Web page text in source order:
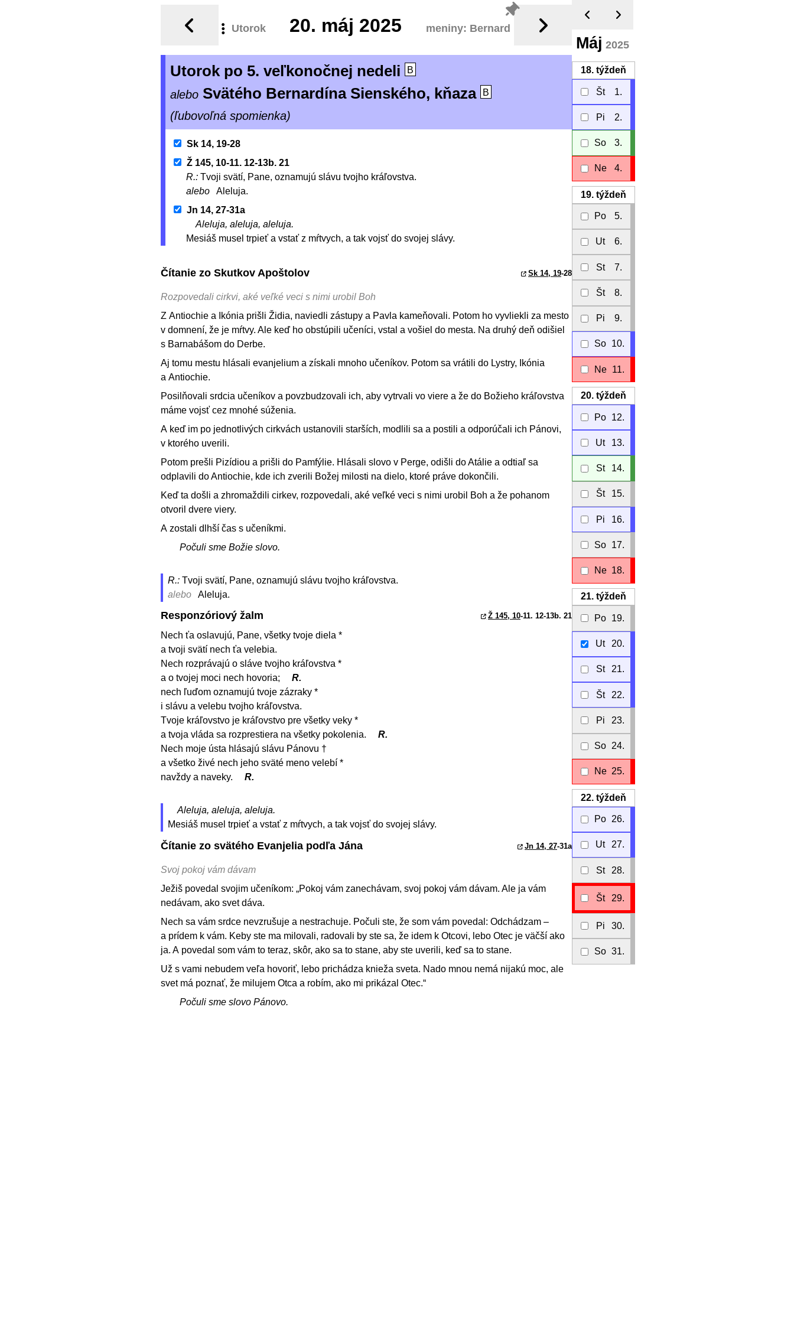
Utorok 20. máj 2025 meniny: Bernard
Utorok po 5. veľkonočnej nedeli B
alebo Svätého Bernardína Sienského, kňaza B
(ľubovoľná spomienka)
Sk 14, 19-28
Ž 145, 10-11. 12-13b. 21
R.: Tvoji svätí, Pane, oznamujú slávu tvojho kráľovstva.
alebo
Aleluja.
Jn 14, 27-31a
Aleluja, aleluja, aleluja.
Mesiáš musel trpieť a vstať z mŕtvych, a tak vojsť do svojej slávy.
Čítanie zo Skutkov Apoštolov Sk 14, 19-28
Rozpovedali cirkvi, aké veľké veci s nimi urobil Boh
Z Antiochie a Ikónia prišli Židia, naviedli zástupy a Pavla kameňovali. Potom ho vyvliekli za mesto
v domnení, že je mŕtvy. Ale keď ho obstúpili učeníci, vstal a vošiel do mesta. Na druhý deň odišiel
s Barnabášom do Derbe.
Aj tomu mestu hlásali evanjelium a získali mnoho učeníkov. Potom sa vrátili do Lystry, Ikónia
a Antiochie.
Posilňovali srdcia učeníkov a povzbudzovali ich, aby vytrvali vo viere a že do Božieho kráľovstva
máme vojsť cez mnohé súženia.
A keď im po jednotlivých cirkvách ustanovili starších, modlili sa a postili a odporúčali ich Pánovi,
v ktorého uverili.
Potom prešli Pizídiou a prišli do Pamfýlie. Hlásali slovo v Perge, odišli do Atálie a odtiaľ sa
odplavili do Antiochie, kde ich zverili Božej milosti na dielo, ktoré práve dokončili.
Keď ta došli a zhromaždili cirkev, rozpovedali, aké veľké veci s nimi urobil Boh a že pohanom
otvoril dvere viery.
A zostali dlhší čas s učeníkmi.
Počuli sme Božie slovo.
R.: Tvoji svätí, Pane, oznamujú slávu tvojho kráľovstva.
alebo
Aleluja.
Responzóriový žalm Ž 145, 10-11. 12-13b. 21
Nech ťa oslavujú, Pane, všetky tvoje diela *
a tvoji svätí nech ťa velebia.
Nech rozprávajú o sláve tvojho kráľovstva *
a o tvojej moci nech hovoria;
R.
nech ľuďom oznamujú tvoje zázraky *
i slávu a velebu tvojho kráľovstva.
Tvoje kráľovstvo je kráľovstvo pre všetky veky *
a tvoja vláda sa rozprestiera na všetky pokolenia.
R.
Nech moje ústa hlásajú slávu Pánovu †
a všetko živé nech jeho sväté meno velebí *
navždy a naveky.
R.
Aleluja, aleluja, aleluja.
Mesiáš musel trpieť a vstať z mŕtvych, a tak vojsť do svojej slávy.
Čítanie zo svätého Evanjelia podľa Jána Jn 14, 27-31a
Svoj pokoj vám dávam
Ježiš povedal svojim učeníkom: „Pokoj vám zanechávam, svoj pokoj vám dávam. Ale ja vám
nedávam, ako svet dáva.
Nech sa vám srdce nevzrušuje a nestrachuje. Počuli ste, že som vám povedal: Odchádzam –
a prídem k vám. Keby ste ma milovali, radovali by ste sa, že idem k Otcovi, lebo Otec je väčší ako
ja. A povedal som vám to teraz, skôr, ako sa to stane, aby ste uverili, keď sa to stane.
Už s vami nebudem veľa hovoriť, lebo prichádza knieža sveta. Nado mnou nemá nijakú moc, ale
svet má poznať, že milujem Otca a robím, ako mi prikázal Otec.“
Počuli sme slovo Pánovo.
Máj 2025
18. týždeň
Št 1.
Pi 2.
So 3.
Ne 4.
19. týždeň
Po 5.
Ut 6.
St 7.
Št 8.
Pi 9.
So 10.
Ne 11.
20. týždeň
Po 12.
Ut 13.
St 14.
Št 15.
Pi 16.
So 17.
Ne 18.
21. týždeň
Po 19.
Ut 20.
St 21.
Št 22.
Pi 23.
So 24.
Ne 25.
22. týždeň
Po 26.
Ut 27.
St 28.
Št 29.
Pi 30.
So 31.